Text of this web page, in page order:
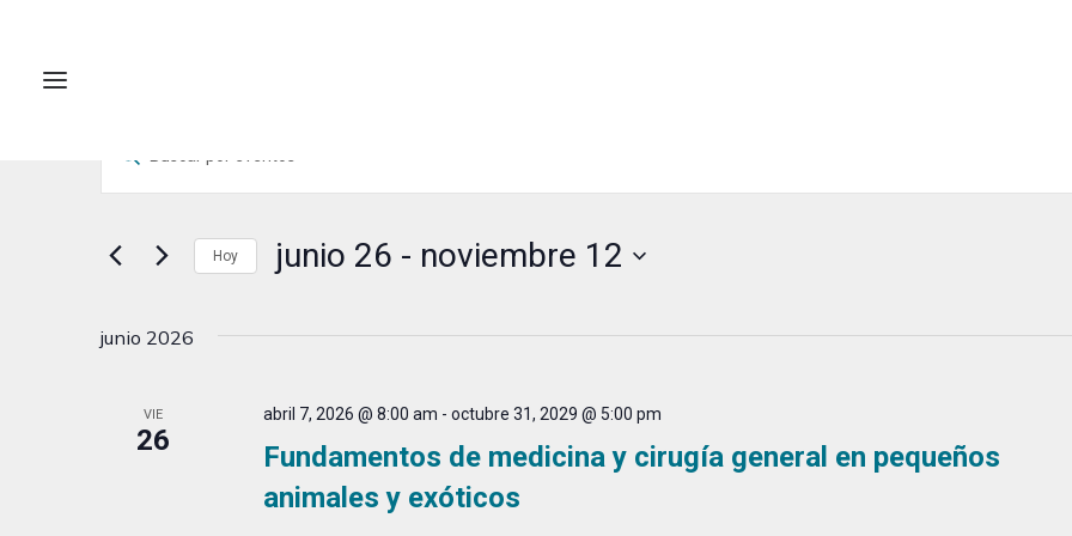
de
y
de
clave.
Busca
para
clave.
Hoy junio 26 - noviembre 12
junio 2026
VIE
26
Fundamentos de medicina y cirugía general en pequeños
animales y exóticos
abril 7, 2026 @ 8:00 am - octubre 31, 2029 @ 5:00 pm